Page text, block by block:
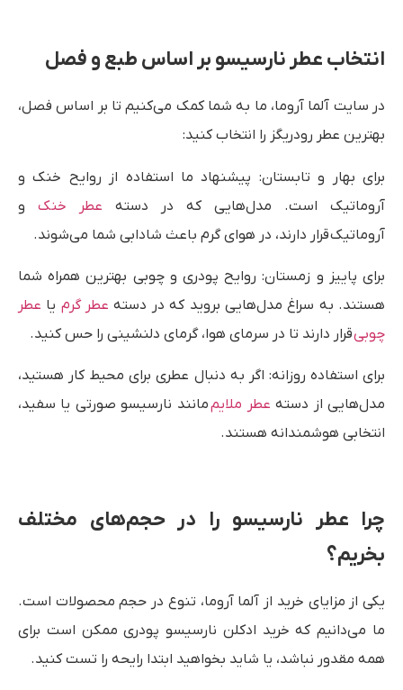
انتخاب عطر نارسیسو بر اساس طبع و فصل
در سایت آلما آروما، ما به شما کمک می‌کنیم تا بر اساس فصل،
بهترین عطر رودریگز را انتخاب کنید:
برای بهار و تابستان: پیشنهاد ما استفاده از روایح خنک و
آروماتیک است. مدل‌هایی که در دسته عطر خنک و
آروماتیک قرار دارند، در هوای گرم باعث شادابی شما می‌شوند.
برای پاییز و زمستان: روایح پودری و چوبی بهترین همراه شما
هستند. به سراغ مدل‌هایی بروید که در دسته عطر گرم یا عطر
چوبیقرار دارند تا در سرمای هوا، گرمای دلنشینی را حس کنید.
برای استفاده روزانه: اگر به دنبال عطری برای محیط کار هستید،
مدل‌هایی از دسته عطر ملایممانند نارسیسو صورتی یا سفید،
انتخابی هوشمندانه هستند.
چرا عطر نارسیسو را در حجم‌های مختلف
بخریم؟
یکی از مزایای خرید از آلما آروما، تنوع در حجم محصولات است.
ما می‌دانیم که خرید ادکلن نارسیسو پودری ممکن است برای
همه مقدور نباشد، یا شاید بخواهید ابتدا رایحه را تست کنید.